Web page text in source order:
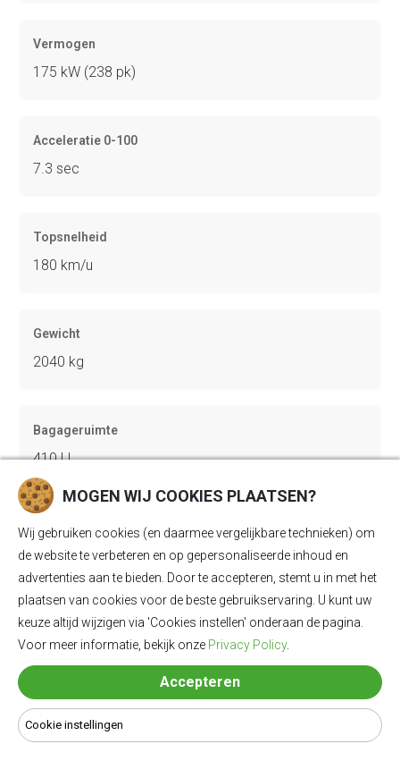
Vermogen
175 kW (238 pk)
Acceleratie 0-100
7.3 sec
Topsnelheid
180 km/u
Gewicht
2040 kg
Bagageruimte
410 Ll
Lengte
4440 mm
Breedte
1863 mm
Hoogte
1652 mm
MOGEN WIJ COOKIES PLAATSEN?
Wij gebruiken cookies (en daarmee vergelijkbare technieken) om
de website te verbeteren en op gepersonaliseerde inhoud en
advertenties aan te bieden. Door te accepteren, stemt u in met het
plaatsen van cookies voor de beste gebruikservaring. U kunt uw
keuze altijd wijzigen via 'Cookies instellen' onderaan de pagina.
Voor meer informatie, bekijk onze Privacy Policy.
Accepteren
Cookie instellingen